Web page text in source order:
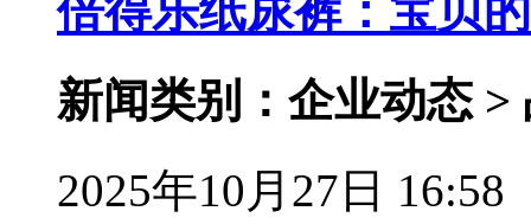
倍得乐纸尿裤：宝贝
新闻类别：企业动态 >
2025年10月27日 16:58